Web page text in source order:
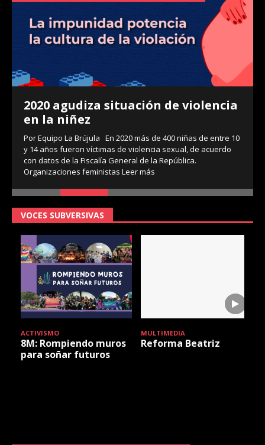
2020 agudiza situación de violencia
en la niñez
Por Equipo La Brújula En 2020 más de 400 niñas de entre 10
y 14 años fueron víctimas de violencia sexual, de acuerdo
con datos de la Fiscalía General de la República.
Organizaciones feministas Leer más
VOCES SUBVERSIVAS
ACTIVISMO
8M: Rompiendo muros
para soñar futuros
MULTIMEDIA
Reforma Beatriz